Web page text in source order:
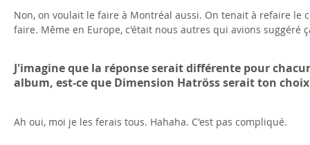
Non, on voulait le faire à Montréal aussi. On tenait à refaire
faire. Même en Europe, c'était nous autres qui avions suggéré
J'imagine que la réponse serait différente pour
album, est-ce que Dimension Hatröss serait ton choix
Ah oui, moi je les ferais tous. Hahaha. C'est pas compliqué.